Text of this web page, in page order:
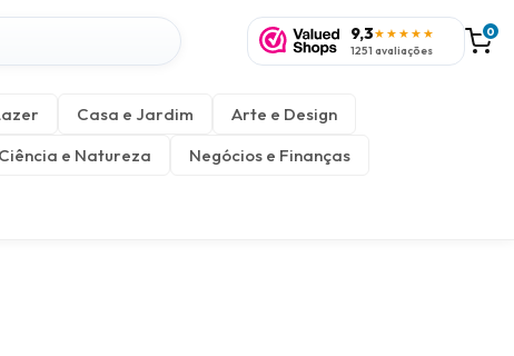
9,3★★★★★
1251 avaliações
0
Casa e Jardim
Arte e Design
Ciência e Natureza
Negócios e Finanças